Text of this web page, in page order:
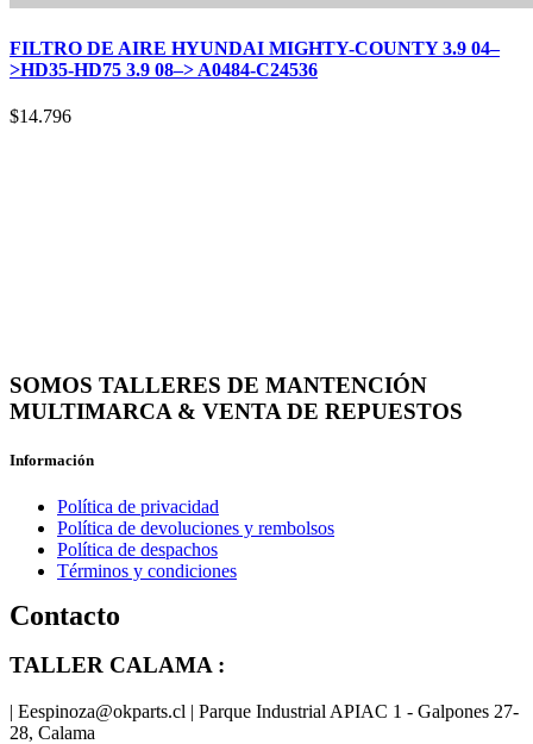
FILTRO DE AIRE HYUNDAI MIGHTY-COUNTY 3.9 04–
>HD35-HD75 3.9 08–> A0484-C24536
$14.796
SOMOS TALLERES DE MANTENCIÓN
MULTIMARCA & VENTA DE REPUESTOS
Información
Política de privacidad
Política de devoluciones y rembolsos
Política de despachos
Términos y condiciones
Contacto
TALLER CALAMA :
| Eespinoza@okparts.cl | Parque Industrial APIAC 1 - Galpones 27-
28, Calama